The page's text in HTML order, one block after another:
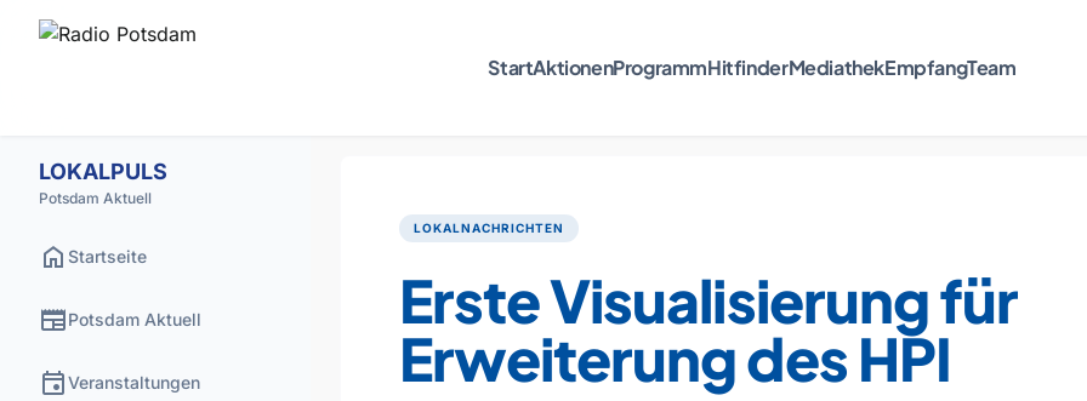
StartAktionenProgrammHitfinderMediathekEmpfangTeam
LOKALPULS
Potsdam Aktuell
home Startseite
newspaperPotsdam Aktuell
eventVeranstaltungen
LOKALNACHRICHTEN
Erste Visualisierung für
Erweiterung des HPI